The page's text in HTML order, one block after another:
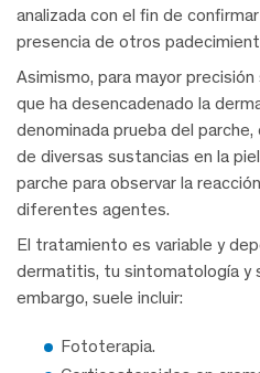
analizada con el fin de
presencia de otros
Asimismo, para mayor
que ha desencadenado la
denominada prueba del
de diversas sustancias en la
parche para observar la
diferentes agentes.
El tratamiento es variable y
dermatitis, tu sintomatología y
embargo, suele incluir:
Fototerapia.